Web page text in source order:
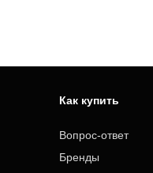
Как купить
Вопрос-ответ
Бренды